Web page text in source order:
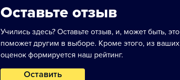
Оставьте отзыв
Учились здесь? Оставьте отзыв, и, может быть, это
поможет другим в выборе. Кроме этого, из ваших
оценок формируется наш рейтинг.
Оставить